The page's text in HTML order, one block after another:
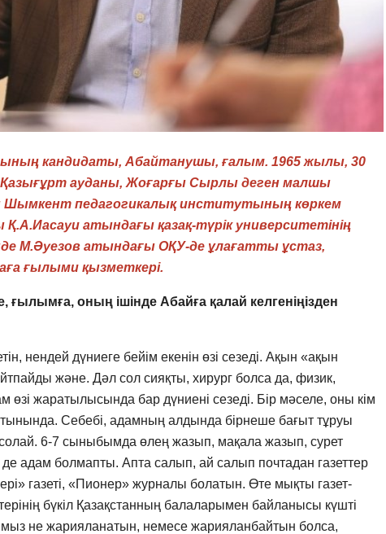
кандидаты, Абайтанушы, ғалым. 1965 жылы, 30
ауданы, Жоғарғы Сырлы деген малшы
Шымкент педагогикалық институтының көркем
атындағы қазақ-түрік университетінің
М.Әуезов атындағы ОҚУ-де ұлағатты ұстаз,
ғылыми қызметкері.
ғылымға, оның ішінде Абайға қалай келгеніңізден
нендей дүниеге бейім екенін өзі сезеді. Ақын «ақын
және. Дәл сол сияқты, хирург болса да, физик,
өзі жаратылысында бар дүниені сезеді. Бір мәселе, оны кім
Себебі, адамның алдында бірнеше бағыт тұруы
солай. 6-7 сыныбымда өлең жазып, мақала жазып, сурет
адам болмапты. Апта салып, ай салып почтадан газеттер
газеті, «Пионер» журналы болатын. Өте мықты газет-
бүкіл Қазақстанның балаларымен байланысы күшті
не жарияланатын, немесе жарияланбайтын болса,